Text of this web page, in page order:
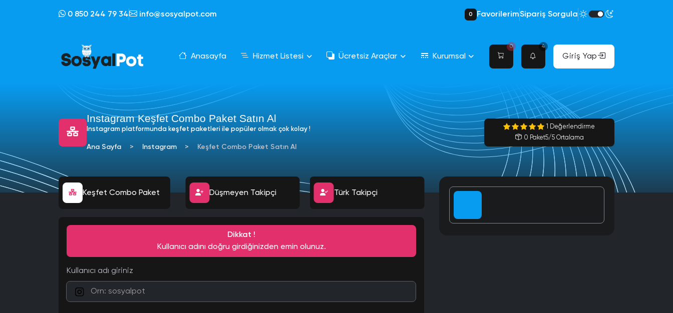
0 850 244 79 34 info@sosyalpot.com 0 FavorilerimSipariş Sorgula
Anasayfa Hizmet Listesi Ücretsiz Araçlar Kurumsal
0 4
Giriş Yap
Instagram Keşfet Combo Paket Satın Al
Instagram platformunda keşfet paketleri ile popüler olmak çok kolay !
Ana Sayfa Instagram Keşfet Combo Paket Satın Al
1 Değerlendirme
0 Paket5/5 Ortalama
Keşfet Combo Paket
Ucuz Yabancı Takipçi Düşmeyen Takipçi Türk Takipçi Bayan Takipçi Türk Bayan Takipçi
Dikkat !
Kullanıcı adını doğru girdiğinizden emin olunuz.
Kullanıcı adı giriniz